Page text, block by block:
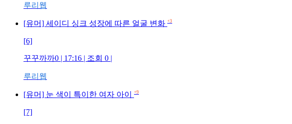
루리웹
[유머] 세이디 싱크 성장에 따른 얼굴 변화 +3
[6]
꾸꾸까까0 | 17:16 | 조회 0 |
루리웹
[유머] 눈 색이 특이한 여자 아이 +9
[7]